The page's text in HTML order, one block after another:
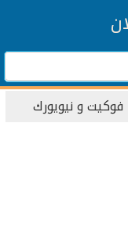
فوكيت و نيويورك